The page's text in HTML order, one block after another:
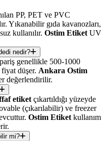
PP, PET ve PVC
Yıkanabilir gıda kavanozları,
kullanılır. Ostim Etiket UV
nedir?
genellikle 500-1000
fiyat düşer. Ankara Ostim
değerlendirilir.
etiket çıkartıldığı yüzeyde
(çıkarılabilir) ve freezer
Ostim Etiket kullanım
mi?